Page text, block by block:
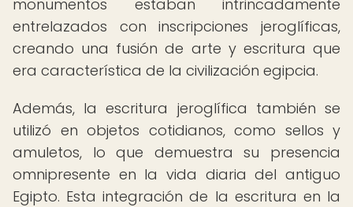
monumentos estaban intrincadamente
entrelazados con inscripciones jeroglíficas,
creando una fusión de arte y escritura que
era característica de la civilización egipcia.
Además, la escritura jeroglífica también se
utilizó en objetos cotidianos, como sellos y
amuletos, lo que demuestra su presencia
omnipresente en la vida diaria del antiguo
Egipto. Esta integración de la escritura en la